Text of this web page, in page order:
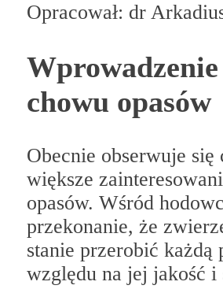
Opracował: dr
chowu opasów
Obecnie obserwuje się
większe
opasów. Wśród
przekonanie, że
stanie przerobić każdą
względu na jej jakość i